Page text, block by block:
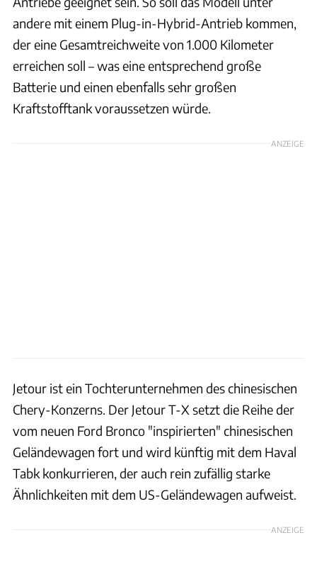
andere mit einem Plug-in-Hybrid-Antrieb kommen,
der eine Gesamtreichweite von 1.000 Kilometer
erreichen soll – was eine entsprechend große
Batterie und einen ebenfalls sehr großen
Kraftstofftank voraussetzen würde.
ANZEIGE
Jetour ist ein Tochterunternehmen des chinesischen
Chery-Konzerns. Der Jetour T-X setzt die Reihe der
vom neuen Ford Bronco "inspirierten" chinesischen
Geländewagen fort und wird künftig mit dem Haval
Tabk konkurrieren, der auch rein zufällig starke
Ähnlichkeiten mit dem US-Geländewagen aufweist.
ANZEIGE